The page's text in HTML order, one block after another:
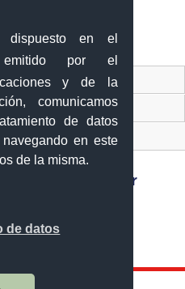
dispuesto en el
por el
y de la
comunicamos
de datos
en este
de la misma.
de datos
Comercio Exterior
Información (SNI)
de Velasco esquina,
Ecuador